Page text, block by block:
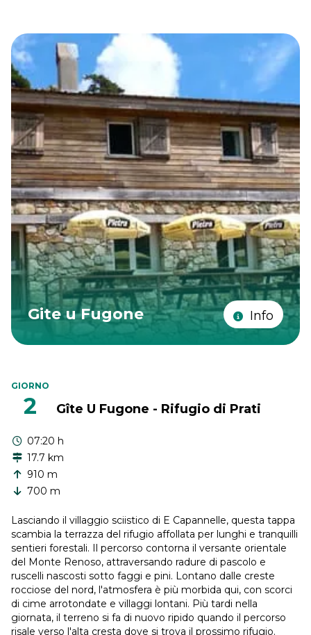
Gite u Fugone Info
GIORNO
2 Gîte U Fugone - Rifugio di Prati
07:20 h
17.7 km
910 m
700 m
Lasciando il villaggio sciistico di E Capannelle, questa tappa
scambia la terrazza del rifugio affollata per lunghi e tranquilli
sentieri forestali. Il percorso contorna il versante orientale
del Monte Renoso, attraversando radure di pascolo e
ruscelli nascosti sotto faggi e pini. Lontano dalle creste
rocciose del nord, l'atmosfera è più morbida qui, con scorci
di cime arrotondate e villaggi lontani. Più tardi nella
giornata, il terreno si fa di nuovo ripido quando il percorso
risale verso l'alta cresta dove si trova il prossimo rifugio.